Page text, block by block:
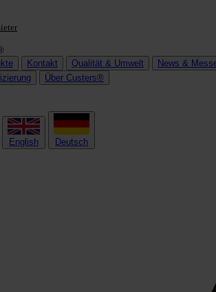
Kontakt Qualität & Umwelt
News &
Über Custers®
English Deutsch